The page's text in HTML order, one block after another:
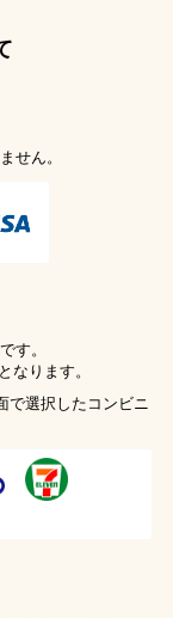
せん。
す。
なります。
で選択したコンビニ